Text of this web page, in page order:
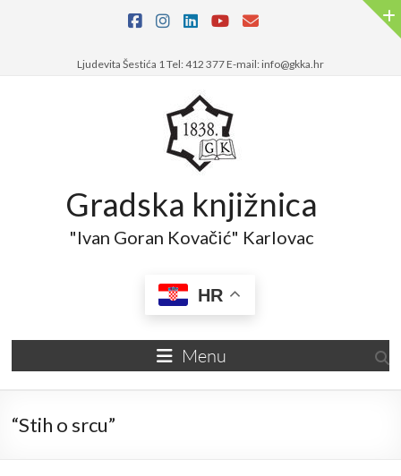
Ljudevita Šestića 1 Tel: 412 377 E-mail: info@gkka.hr
Gradska knjižnica
"Ivan Goran Kovačić" Karlovac
HR
Menu
“Stih o srcu”